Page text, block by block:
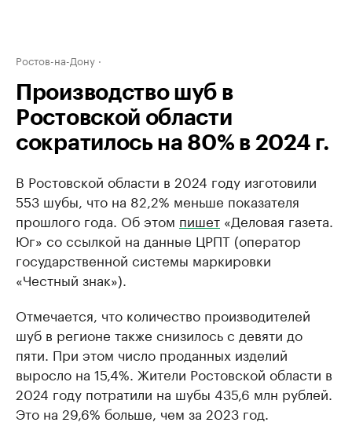
Ростов-на-Дону
Производство шуб в
Ростовской области
сократилось на 80% в 2024 г.
В Ростовской области в 2024 году изготовили
553 шубы, что на 82,2% меньше показателя
прошлого года. Об этом пишет «Деловая газета.
Юг» со ссылкой на данные ЦРПТ (оператор
государственной системы маркировки
«Честный знак»).
Отмечается, что количество производителей
шуб в регионе также снизилось с девяти до
пяти. При этом число проданных изделий
выросло на 15,4%. Жители Ростовской области в
2024 году потратили на шубы 435,6 млн рублей.
Это на 29,6% больше, чем за 2023 год.